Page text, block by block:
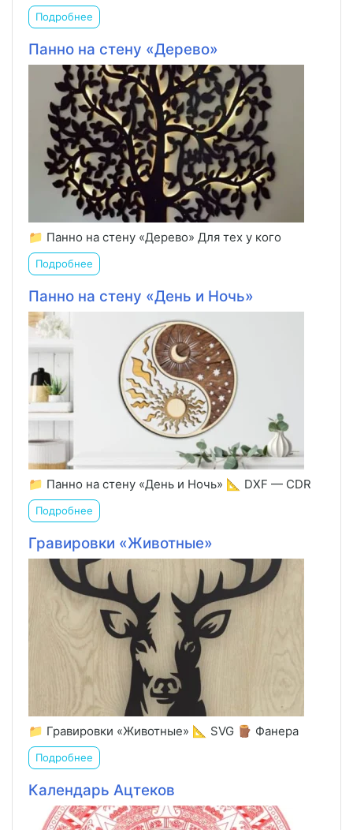
Подробнее
Панно на стену «Дерево»
📁 Панно на стену «Дерево» Для тех у кого
Подробнее
Панно на стену «День и Ночь»
📁 Панно на стену «День и Ночь» 📐 DXF — CDR
Подробнее
Гравировки «Животные»
📁 Гравировки «Животные» 📐 SVG 🪵 Фанера
Подробнее
Календарь Ацтеков